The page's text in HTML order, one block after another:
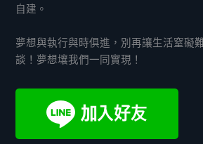
自建。
夢想與執行與時俱進，別再讓生活窒礙
談！夢想壤我們一同實現！